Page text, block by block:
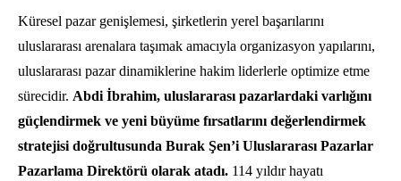
Küresel pazar genişlemesi, şirketlerin yerel başarılarını
uluslararası arenalara taşımak amacıyla organizasyon yapılarını,
uluslararası pazar dinamiklerine hakim liderlerle optimize etme
sürecidir. Abdi İbrahim, uluslararası pazarlardaki varlığını
güçlendirmek ve yeni büyüme fırsatlarını değerlendirmek
stratejisi doğrultusunda Burak Şen’i Uluslararası Pazarlar
Pazarlama Direktörü olarak atadı. 114 yıldır hayatı